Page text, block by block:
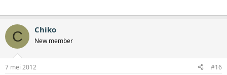
C Chiko
New member
7 mei 2012 #16